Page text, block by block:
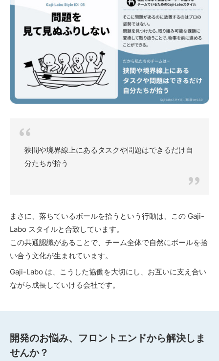
狭間や境界線上にあるタスクや問題はできるだけ自
分たちが拾う
まさに、落ちているボールを拾うという行動は、この Gaji-
Labo スタイルと合致しています。
この共通認識があることで、チーム全体で自然にボールを拾
い合う文化が生まれています。
Gaji-Labo は、こうした協働を大切にし、お互いに支え合い
ながら成長していける会社です。
開発のお悩み、フロントエンドから解決しま
せんか？